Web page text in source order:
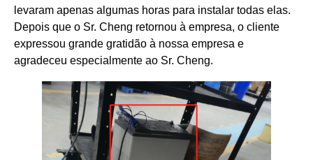
levaram apenas algumas horas para instalar todas elas.
Depois que o Sr. Cheng retornou à empresa, o cliente
expressou grande gratidão à nossa empresa e
agradeceu especialmente ao Sr. Cheng.